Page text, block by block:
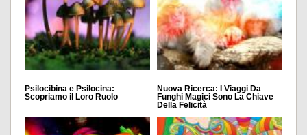
Psilocibina e Psilocina:
Scopriamo il Loro Ruolo
Nuova Ricerca: I Viaggi Da
Funghi Magici Sono La Chiave
Della Felicità